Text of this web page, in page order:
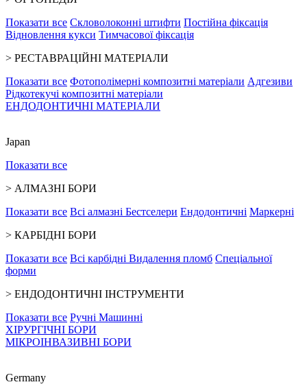
Показати все Скловолоконні штифти Постійна фіксація
Відновлення кукси Тимчасової фіксація
> РЕСТАВРАЦІЙНІ МАТЕРІАЛИ
Показати все Фотополімерні композитні матеріали Адгезиви
Рідкотекучі композитні матеріали
ЕНДОДОНТИЧНІ МАТЕРІАЛИ
Japan
Показати все
> АЛМАЗНІ БОРИ
Показати все Всі алмазні Бестселери Ендодонтичні Маркерні
> КАРБІДНІ БОРИ
Показати все Всі карбідні Видалення пломб Спеціальної
форми
> ЕНДОДОНТИЧНІ ІНСТРУМЕНТИ
Показати все Ручні Машинні
ХІРУРГІЧНІ БОРИ
МІКРОІНВАЗИВНІ БОРИ
Germany